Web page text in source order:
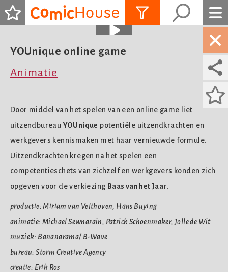
ALLES ZIEN
YOUnique online game
Animatie
Door middel van het spelen van een online game liet
uitzendbureau YOUnique potentiële uitzendkrachten en
werkgevers kennismaken met haar vernieuwde formule.
Uitzendkrachten kregen na het spelen een
competentieschets van zichzelf en werkgevers konden zich
opgeven voor de verkiezing Baas van het Jaar.
productie: Miriam van Velthoven, Hans Buying
animatie: Michael Sewnarain, Patrick Schoenmaker, Jolle de Wit
muziek: Bananarama/ B-Wave
bureau: Storm Creative Agency
creatie: Erik Ros